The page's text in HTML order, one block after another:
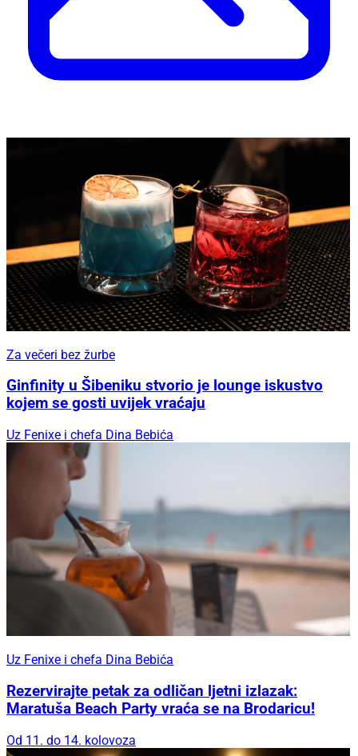
Za večeri bez žurbe
Ginfinity u Šibeniku stvorio je lounge iskustvo
kojem se gosti uvijek vraćaju
Uz Fenixe i chefa Dina Bebića
Uz Fenixe i chefa Dina Bebića
Rezervirajte petak za odličan ljetni izlazak:
Maratuša Beach Party vraća se na Brodaricu!
Od 11. do 14. kolovoza